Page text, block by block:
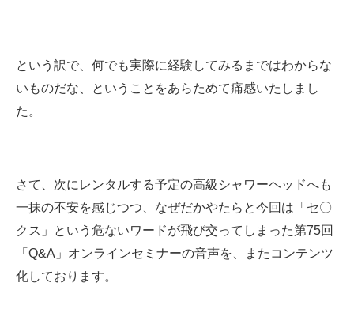
という訳で、何でも実際に経験してみるまではわからな
いものだな、ということをあらためて痛感いたしまし
た。
さて、次にレンタルする予定の高級シャワーヘッドへも
一抹の不安を感じつつ、なぜだかやたらと今回は「セ〇
クス」という危ないワードが飛び交ってしまった第75回
「Q&A」オンラインセミナーの音声を、またコンテンツ
化しております。